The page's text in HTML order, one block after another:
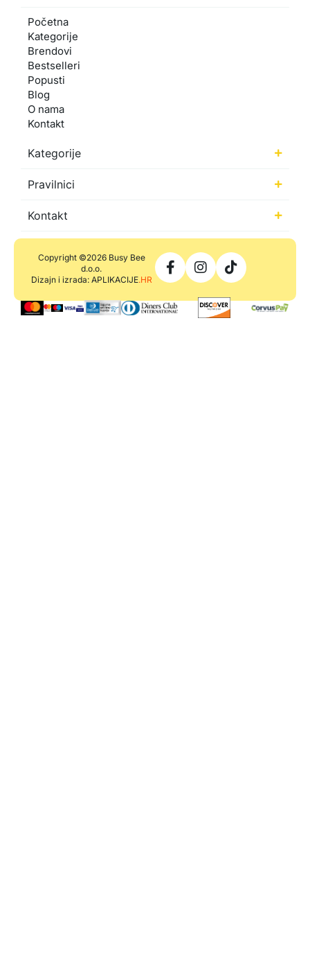
Početna
Kategorije
Brendovi
Bestselleri
Popusti
Blog
O nama
Kontakt
Kategorije
Pravilnici
Kontakt
Copyright ©2026 Busy Bee
d.o.o.
Dizajn i izrada: APLIKACIJE.HR